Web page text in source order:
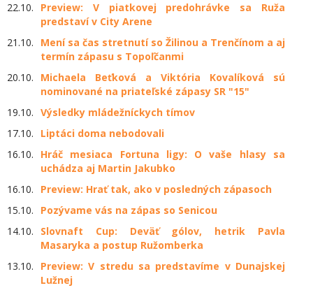
22.10.
Preview: V piatkovej predohrávke sa Ruža
predstaví v City Arene
21.10.
Mení sa čas stretnutí so Žilinou a Trenčínom a aj
termín zápasu s Topoľčanmi
20.10.
Michaela Beťková a Viktória Kovalíková sú
nominované na priateľské zápasy SR "15"
19.10. Výsledky mládežníckych tímov
17.10.
Liptáci doma nebodovali
16.10.
Hráč mesiaca Fortuna ligy: O vaše hlasy sa
uchádza aj Martin Jakubko
16.10.
Preview: Hrať tak, ako v posledných zápasoch
15.10.
Pozývame vás na zápas so Senicou
14.10.
Slovnaft Cup: Deväť gólov, hetrik Pavla
Masaryka a postup Ružomberka
13.10.
Preview: V stredu sa predstavíme v Dunajskej
Lužnej